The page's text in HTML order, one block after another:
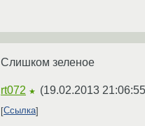
Слишком зеленое
rt072 ★ (19.02.2013
Ссылка